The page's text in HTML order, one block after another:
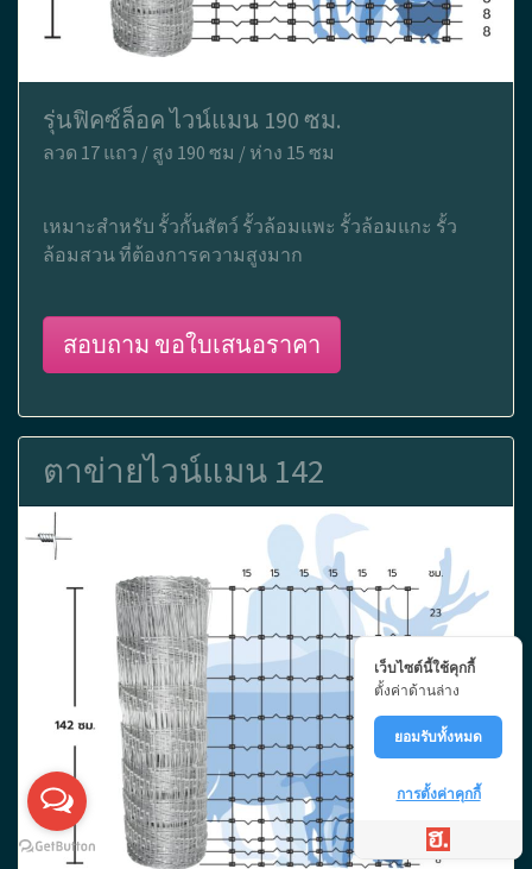
รุ่นฟิคซ์ล็อค ไวน์แมน 190 ซม.
ลวด 17 แถว / สูง 190 ซม / ห่าง 15 ซม
เหมาะสำหรับ รั้วกั้นสัตว์ รั้วล้อมแพะ รั้วล้อมแกะ รั้ว
ล้อมสวน ที่ต้องการความสูงมาก
สอบถาม ขอใบเสนอราคา
ตาข่ายไวน์แมน 142
เว็บไซต์นี้ใช้คุกกี้
ตั้งค่าด้านล่าง
ยอมรับทั้งหมด
การตั้งค่าคุกกี้